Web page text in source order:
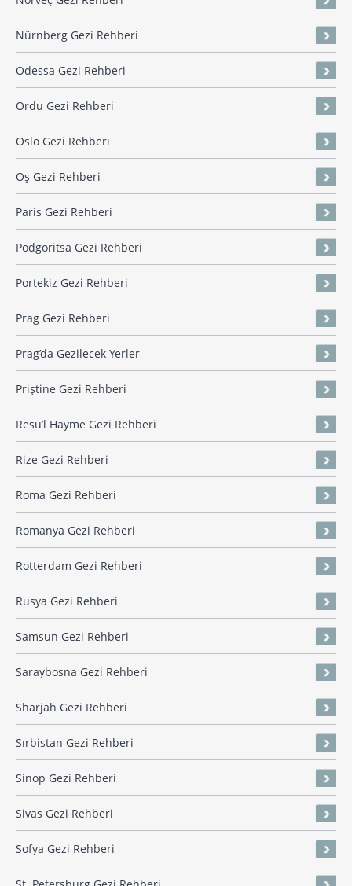
Nürnberg Gezi Rehberi
Odessa Gezi Rehberi
Ordu Gezi Rehberi
Oslo Gezi Rehberi
Oş Gezi Rehberi
Paris Gezi Rehberi
Podgoritsa Gezi Rehberi
Portekiz Gezi Rehberi
Prag Gezi Rehberi
Prag’da Gezilecek Yerler
Priştine Gezi Rehberi
Resü’l Hayme Gezi Rehberi
Rize Gezi Rehberi
Roma Gezi Rehberi
Romanya Gezi Rehberi
Rotterdam Gezi Rehberi
Rusya Gezi Rehberi
Samsun Gezi Rehberi
Saraybosna Gezi Rehberi
Sharjah Gezi Rehberi
Sırbistan Gezi Rehberi
Sinop Gezi Rehberi
Sivas Gezi Rehberi
Sofya Gezi Rehberi